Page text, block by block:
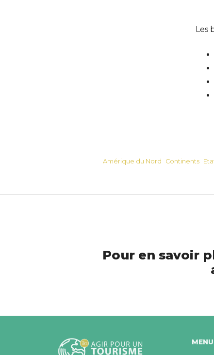
Les
Amérique du Nord Continents
Pour en savoir
MENU